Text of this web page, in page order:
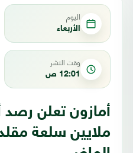
اليوم
الأربعاء
وقت النشر
12:01 ص
أمازون تعلن
ملايين سلعة